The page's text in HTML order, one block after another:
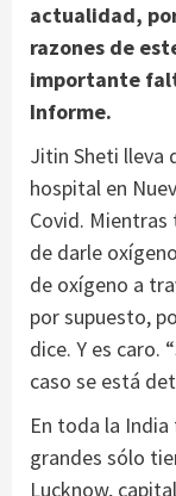
actualidad,
razones de
importante
Informe.
Jitin Sheti lleva
hospital en
Covid.
de darle
de oxígeno a
por supuesto,
dice. Y es caro.
caso se está
En toda la
grandes sólo
Lucknow,